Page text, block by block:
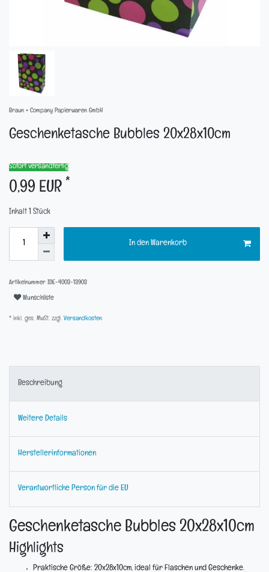
Braun + Company Papierwaren GmbH
Geschenketasche Bubbles 20x28x10cm
Sofort versandfertig
0,99 EUR
*
Inhalt Stück
In den Warenkorb
Artikelnummer IDE-4003-13903
Wunschliste
* inkl. ges. MwSt. zzgl. Versandkosten
Beschreibung
Weitere Details
Herstellerinformationen
Verantwortliche Person für die EU
Geschenketasche Bubbles 20x28x10cm
Highlights
Praktische Größe: 20x28x10cm, ideal für Flaschen und Geschenke.